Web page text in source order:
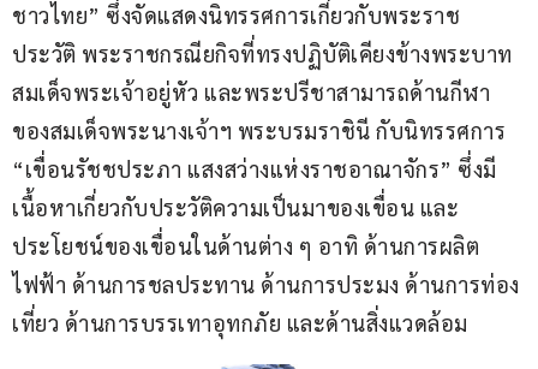
ชาวไทย” ซึ่งจัดแสดงนิทรรศการเกี่ยวกับพระราช
ประวัติ พระราชกรณียกิจที่ทรงปฏิบัติเคียงข้างพระบาท
สมเด็จพระเจ้าอยู่หัว และพระปรีชาสามารถด้านกีฬา
ของสมเด็จพระนางเจ้าฯ พระบรมราชินี กับนิทรรศการ
“เขื่อนรัชชประภา แสงสว่างแห่งราชอาณาจักร” ซึ่งมี
เนื้อหาเกี่ยวกับประวัติความเป็นมาของเขื่อน และ
ประโยชน์ของเขื่อนในด้านต่าง ๆ อาทิ ด้านการผลิต
ไฟฟ้า ด้านการชลประทาน ด้านการประมง ด้านการท่อง
เที่ยว ด้านการบรรเทาอุทกภัย และด้านสิ่งแวดล้อม